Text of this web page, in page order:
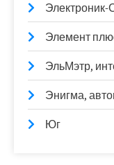
Электроник-
Элемент
ЭльМэтр,
Энигма,
Юг